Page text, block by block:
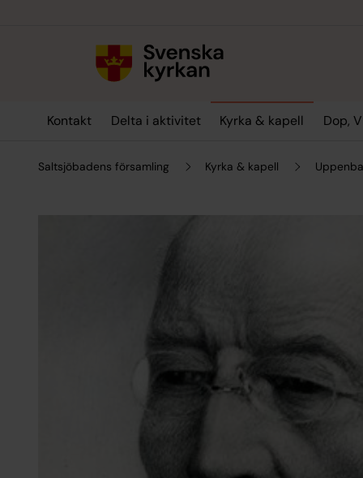
Kontakt Delta i aktivitet Kyrka & kapell Dop,
Saltsjöbadens församling Kyrka & kapell